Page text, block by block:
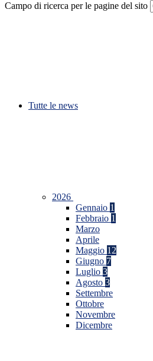
Campo di ricerca per le pagine del sito
Tutte le news
2026
Gennaio 1
Febbraio 1
Marzo
Aprile
Maggio 12
Giugno 7
Luglio 3
Agosto 3
Settembre
Ottobre
Novembre
Dicembre